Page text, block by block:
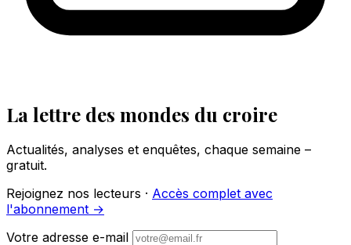
La lettre des mondes du croire
Actualités, analyses et enquêtes, chaque semaine –
gratuit.
Rejoignez nos lecteurs · Accès complet avec
l'abonnement →
Votre adresse e-mail